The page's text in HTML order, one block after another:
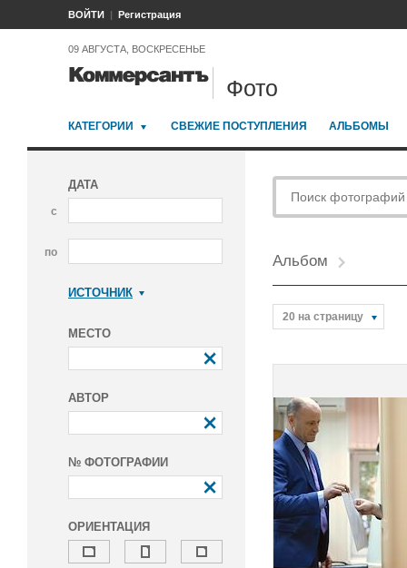
ВОЙТИ Регистрация
09 АВГУСТА, ВОСКРЕСЕНЬЕ
Фото
КАТЕГОРИИ СВЕЖИЕ ПОСТУПЛЕНИЯ АЛЬБОМЫ
ДАТА
с
по
ИСТОЧНИК
МЕСТО
АВТОР
№ ФОТОГРАФИИ
ОРИЕНТАЦИЯ
Альбом
20 на страницу